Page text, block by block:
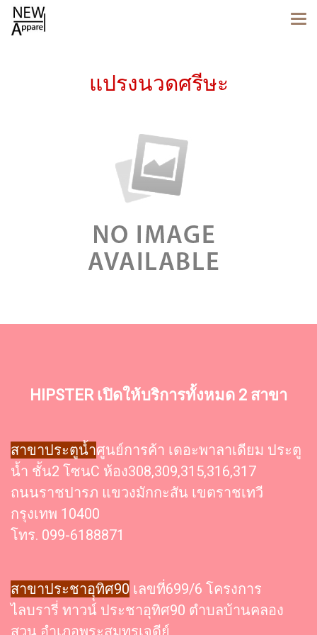
แปรงนวดศรีษะ
HIPSTER เปิดให้บริการทั้งหมด 2 สาขา
สาขาประตูน้ำศูนย์การค้า เดอะพาลาเดียม ประตู
น้ำ ชั้น2 โซนC ห้อง308,309,315,316,317
ถนนราชปารภ แขวงมักกะสัน เขตราชเทวี
กรุงเทพ 10400
โทร. 099-6188871
สาขาประชาอุุทิศ90 เลขที่699/6 โครงการ
ไลบรารี่ ทาวน์ ประชาอุทิศ90 ตำบลบ้านคลอง
สวน อำเภอพระสมุทรเจดีย์